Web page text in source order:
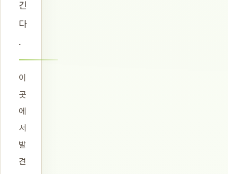
긴
다
.
이
곳
에
서
발
견